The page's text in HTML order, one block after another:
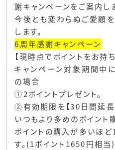
謝キャンペーンをご案内し
今後とも変わらぬご愛顧を
します。
6周年感謝キャンペーン
【現時点でポイントをお持
キャンペーン対象期間中
の場合
①2ポイントプレゼント。
②有効期限を【30日間延長
いつもより多めのポイント
ポイントの購入が多いほ
す。(1ポイント1650円相当)